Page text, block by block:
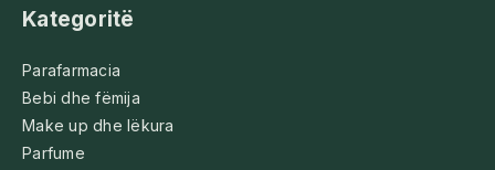
Kategoritë
Parafarmacia
Bebi dhe fëmija
Make up dhe lëkura
Parfume